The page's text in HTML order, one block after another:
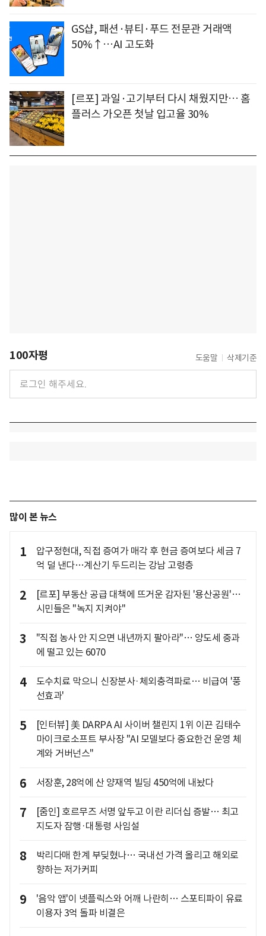
GS샵, 패션·뷰티·푸드 전문관 거래액
50%↑…AI 고도화
[르포] 과일·고기부터 다시 채웠지만… 홈
플러스 가오픈 첫날 입고율 30%
100자평 도움말 삭제기준
많이 본 뉴스
1
압구정현대, 직접 증여가 매각 후 현금 증여보다 세금 7
억 덜 낸다…계산기 두드리는 강남 고령층
2
[르포] 부동산 공급 대책에 뜨거운 감자된 '용산공원'…
시민들은 "녹지 지켜야"
3
"직접 농사 안 지으면 내년까지 팔아라"… 양도세 중과
에 떨고 있는 6070
4
도수치료 막으니 신장분사·체외충격파로… 비급여 '풍
선효과'
5
[인터뷰] 美 DARPA AI 사이버 챌린지 1위 이끈 김태수
마이크로소프트 부사장 "AI 모델보다 중요한건 운영 체
계와 거버넌스"
6 서장훈, 28억에 산 양재역 빌딩 450억에 내놨다
7
[줌인] 호르무즈 서명 앞두고 이란 리더십 증발… 최고
지도자 잠행·대통령 사임설
8
박리다매 한계 부딪혔나… 국내선 가격 올리고 해외로
향하는 저가커피
9
'음악 앱'이 넷플릭스와 어깨 나란히… 스포티파이 유료
이용자 3억 돌파 비결은